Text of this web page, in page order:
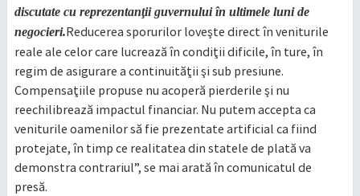
discutate cu reprezentanţii guvernului în ultimele luni de
negocieri.Reducerea sporurilor loveşte direct în veniturile
reale ale celor care lucrează în condiţii dificile, în ture, în
regim de asigurare a continuităţii şi sub presiune.
Compensaţiile propuse nu acoperă pierderile şi nu
reechilibrează impactul financiar. Nu putem accepta ca
veniturile oamenilor să fie prezentate artificial ca fiind
protejate, în timp ce realitatea din statele de plată va
demonstra contrariul”, se mai arată în comunicatul de
presă.